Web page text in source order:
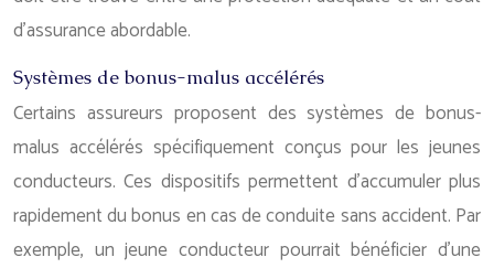
d’assurance abordable.
Systèmes de bonus-malus accélérés
Certains assureurs proposent des systèmes de bonus-
malus accélérés spécifiquement conçus pour les jeunes
conducteurs. Ces dispositifs permettent d’accumuler plus
rapidement du bonus en cas de conduite sans accident. Par
exemple, un jeune conducteur pourrait bénéficier d’une